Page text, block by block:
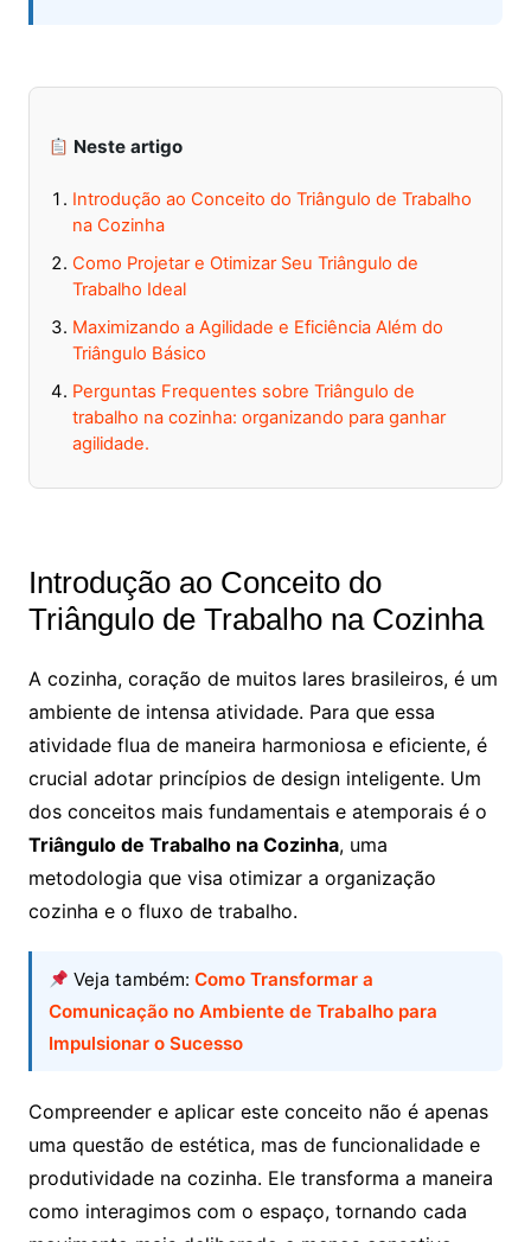
Neste artigo
Introdução ao Conceito do Triângulo de Trabalho
na Cozinha
Como Projetar e Otimizar Seu Triângulo de
Trabalho Ideal
Maximizando a Agilidade e Eficiência Além do
Triângulo Básico
Perguntas Frequentes sobre Triângulo de
trabalho na cozinha: organizando para ganhar
agilidade.
Introdução ao Conceito do
Triângulo de Trabalho na Cozinha
A cozinha, coração de muitos lares brasileiros, é um
ambiente de intensa atividade. Para que essa
atividade flua de maneira harmoniosa e eficiente, é
crucial adotar princípios de design inteligente. Um
dos conceitos mais fundamentais e atemporais é o
Triângulo de Trabalho na Cozinha, uma
metodologia que visa otimizar a organização
cozinha e o fluxo de trabalho.
Veja também:Como Transformar a
Comunicação no Ambiente de Trabalho para
Impulsionar o Sucesso
Compreender e aplicar este conceito não é apenas
uma questão de estética, mas de funcionalidade e
produtividade na cozinha. Ele transforma a maneira
como interagimos com o espaço, tornando cada